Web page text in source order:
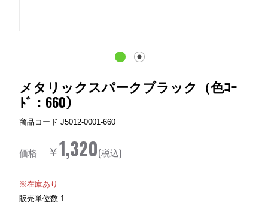
メタリックスパークブラック（色ｺｰ
ﾄﾞ：660）
商品コード J5012-0001-660
価格 ￥1,320(税込)
※在庫あり
販売単位数 1